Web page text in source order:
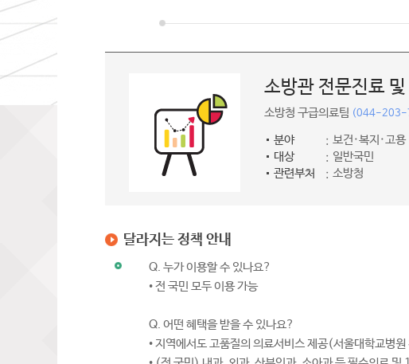
소방관 전문진료
소방청 구급의료팀 (044-203-
분야
보건·복지·고용
대상
일반국민
관련부처
소방청
달라지는 정책 안내
Q. 누가 이용할 수 있나요?
• 전 국민 모두 이용 가능
Q. 어떤 혜택을 받을 수 있나요?
• 지역에서도 고품질의 의료서비스 제공(서울대학교병